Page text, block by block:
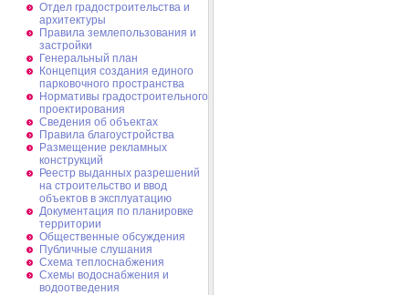
Отдел градостроительства и
архитектуры
Правила землепользования и
застройки
Генеральный план
Концепция создания единого
парковочного пространства
Нормативы градостроительного
проектирования
Сведения об объектах
Правила благоустройства
Размещение рекламных
конструкций
Реестр выданных разрешений
на строительство и ввод
объектов в эксплуатацию
Документация по планировке
территории
Общественные обсуждения
Публичные слушания
Схема теплоснабжения
Схемы водоснабжения и
водоотведения